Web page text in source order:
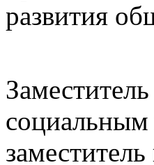
развития